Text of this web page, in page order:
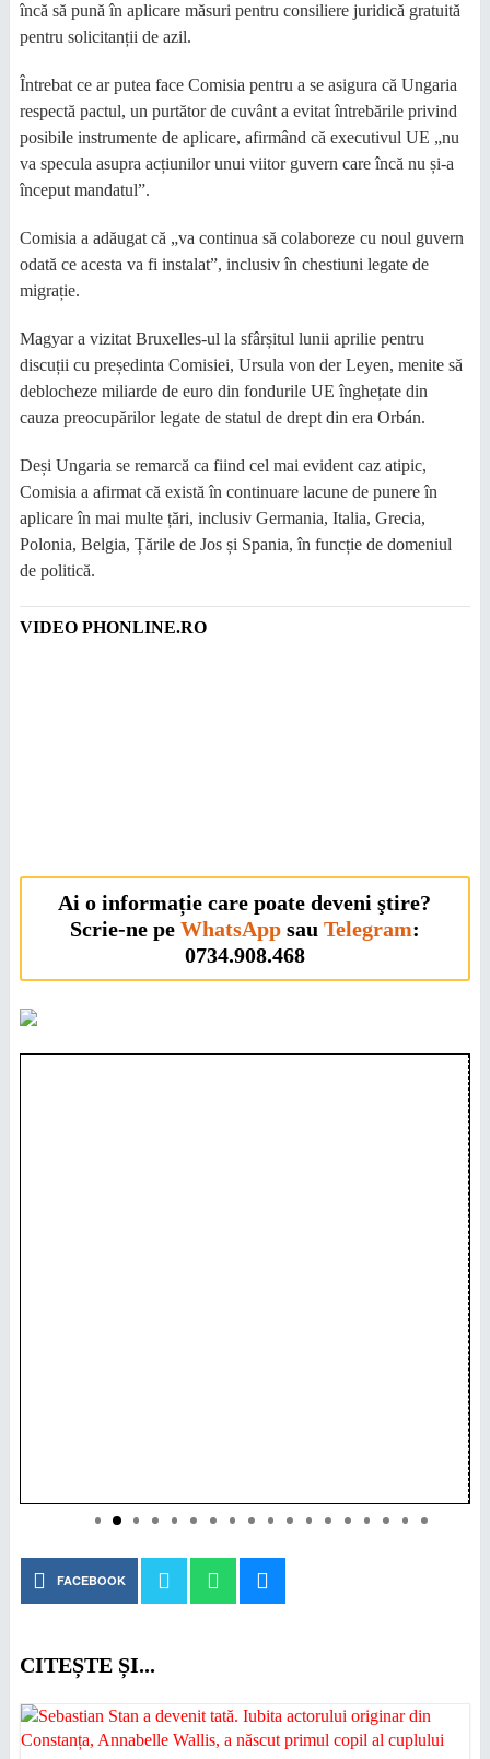
încă să pună în aplicare măsuri pentru consiliere juridică gratuită
pentru solicitanții de azil.
Întrebat ce ar putea face Comisia pentru a se asigura că Ungaria
respectă pactul, un purtător de cuvânt a evitat întrebările privind
posibile instrumente de aplicare, afirmând că executivul UE „nu
va specula asupra acțiunilor unui viitor guvern care încă nu și-a
început mandatul”.
Comisia a adăugat că „va continua să colaboreze cu noul guvern
odată ce acesta va fi instalat”, inclusiv în chestiuni legate de
migrație.
Magyar a vizitat Bruxelles-ul la sfârșitul lunii aprilie pentru
discuții cu președinta Comisiei, Ursula von der Leyen, menite să
deblocheze miliarde de euro din fondurile UE înghețate din
cauza preocupărilor legate de statul de drept din era Orbán.
Deși Ungaria se remarcă ca fiind cel mai evident caz atipic,
Comisia a afirmat că există în continuare lacune de punere în
aplicare în mai multe țări, inclusiv Germania, Italia, Grecia,
Polonia, Belgia, Țările de Jos și Spania, în funcție de domeniul
de politică.
VIDEO PHONLINE.RO
Ai o informație care poate deveni ştire?
Scrie-ne pe WhatsAppsau Telegram:
0734.908.468
FACEBOOK
CITEȘTE ȘI...